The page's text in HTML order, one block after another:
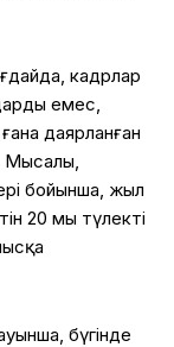
кадрлар
емес,
даярланған
Мысалы,
бойынша, жыл
20 мың түлектің
бүгінде